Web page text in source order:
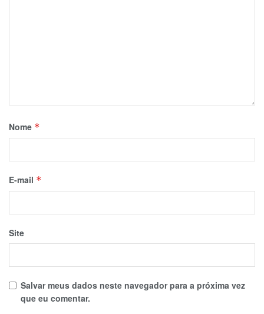
Nome *
E-mail *
Site
Salvar meus dados neste navegador para a próxima vez
que eu comentar.